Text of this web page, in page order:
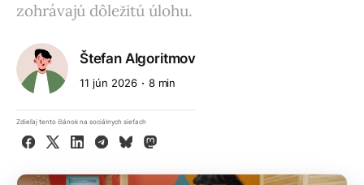
zohrávajú dôležitú úlohu.
Štefan Algoritmov
11 jún 2026 8 min
Zdieľaj tento článok na sociálnych sieťach
Facebook
X LinkedInTelegram
BlueskyMastodon